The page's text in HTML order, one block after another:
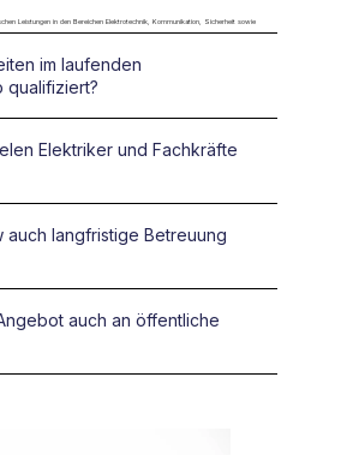
Leistungen in den Bereichen Elektrotechnik, Kommunikation, Sicherheit sowie
im laufenden
qualifiziert?
Elektriker und Fachkräfte
auch langfristige Betreuung
auch an öffentliche